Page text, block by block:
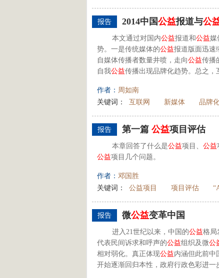
报告 2014中国公益报道与公
本文通过对国内公益报道和公益媒
势。一是传统媒体的公益报道版面迅速
自媒体传播者数量井喷，走向公益传播
自我公益传播出现品牌化趋势。总之
作者： 周如南
关键词：
互联网 新媒体 品牌
报告 第一篇 公益项目评估
本章回答了什么是公益项目、 公益
公益项目几个问题。
作者： 邓国胜
关键词：
公益项目 项目评估
报告 微公益变革中国
进入21世纪以来，中国的公益格局
代表民间诉求和呼声的公益组织及微公
相对弱化。真正体现公益内涵但此前中
开始逐渐回归本性，政府行政色彩进